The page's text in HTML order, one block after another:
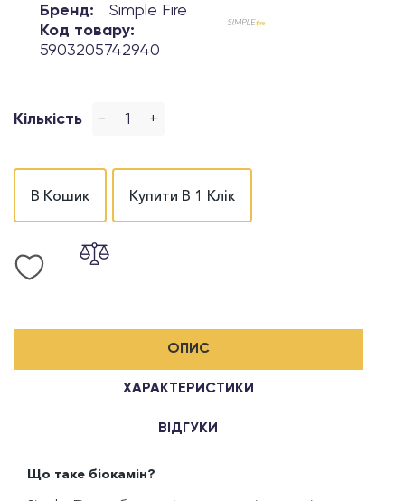
Бренд:
Simple Fire
Код товару:
5903205742940
Кількість - +
В Кошик Купити В 1 Клік
ОПИС
ХАРАКТЕРИСТИКИ
ВІДГУКИ
Що таке біокамін?